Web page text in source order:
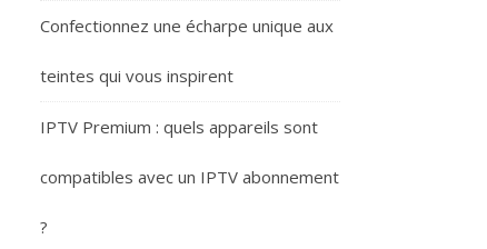
Confectionnez une écharpe unique aux
teintes qui vous inspirent
IPTV Premium : quels appareils sont
compatibles avec un IPTV abonnement
?